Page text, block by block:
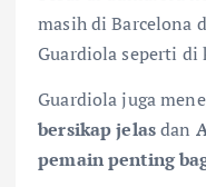
masih di Barcelona
Guardiola seperti di
Guardiola juga
bersikap jelasdan
pemain penting